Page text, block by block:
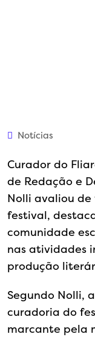
Notícias
Curador do
de Redação e
Nolli avaliou de
festival,
comunidade
nas atividades
produção
Segundo Nolli,
curadoria do
marcante pela